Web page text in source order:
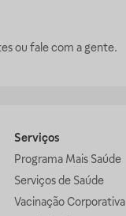
ou fale com a gente.
Serviços
Programa Mais Saúde
Serviços de Saúde
Vacinação Corporativa